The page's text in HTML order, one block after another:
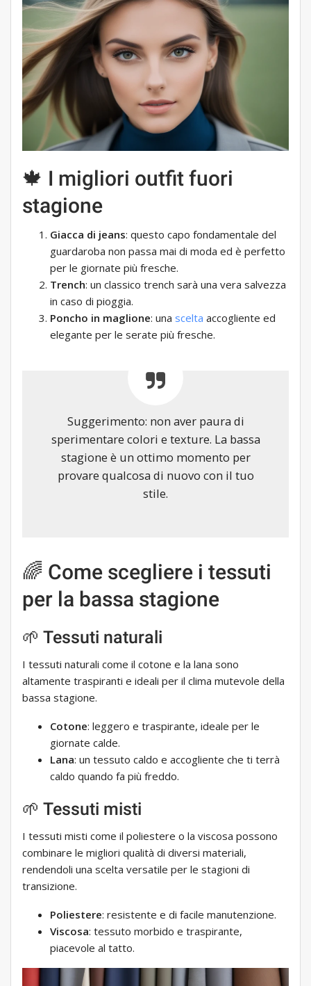
🍁 I migliori outfit fuori
stagione
Giacca di jeans: questo capo fondamentale del
guardaroba non passa mai di moda ed è perfetto
per le giornate più fresche.
Trench: un classico trench sarà una vera salvezza
in caso di pioggia.
Poncho in maglione: una scelta accogliente ed
elegante per le serate più fresche.
Suggerimento: non aver paura di
sperimentare colori e texture. La bassa
stagione è un ottimo momento per
provare qualcosa di nuovo con il tuo
stile.
🌈 Come scegliere i tessuti
per la bassa stagione
🌱 Tessuti naturali
I tessuti naturali come il cotone e la lana sono
altamente traspiranti e ideali per il clima mutevole della
bassa stagione.
Cotone: leggero e traspirante, ideale per le
giornate calde.
Lana: un tessuto caldo e accogliente che ti terrà
caldo quando fa più freddo.
🌱 Tessuti misti
I tessuti misti come il poliestere o la viscosa possono
combinare le migliori qualità di diversi materiali,
rendendoli una scelta versatile per le stagioni di
transizione.
Poliestere: resistente e di facile manutenzione.
Viscosa: tessuto morbido e traspirante,
piacevole al tatto.